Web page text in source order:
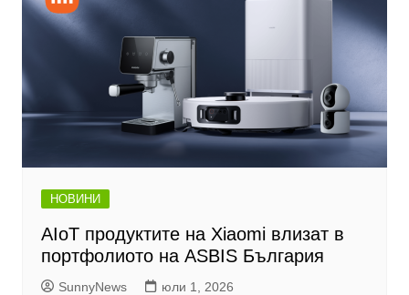
НОВИНИ
AIoT продуктите на Xiaomi влизат в
портфолиото на ASBIS България
SunnyNews юли 1, 2026